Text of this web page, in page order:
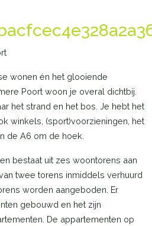
wonen én het glooiende
Poort woon je overal dichtbij.
het strand en het bos. Je hebt het
winkels, (sport)voorzieningen, het
de A6 om de hoek.
bestaat uit zes woontorens aan
twee torens inmiddels verhuurd
worden aangeboden. Er
gebouwd en het zijn
De appartementen op